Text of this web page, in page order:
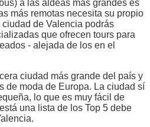
a las aldeas más grandes es
más remotas necesita su propio
de Valencia podrás
que ofrecen tours para
- alejada de los en el
ciudad más grande del país y
de moda de Europa. La ciudad sí
lo que es muy fácil de
una lista de los Top 5 debe